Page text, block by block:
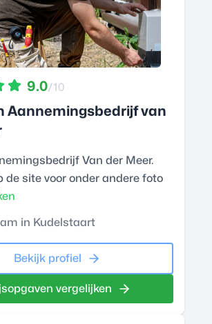
9.0/10
Aannemingsbedrijf van
Van der Meer.
de site voor onder andere foto
in Kudelstaart
Bekijk profiel
vergelijken